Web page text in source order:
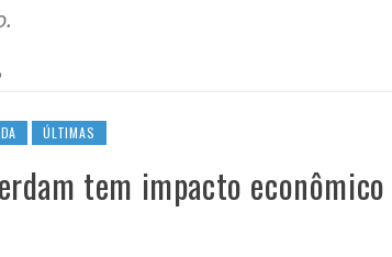
ÚLTIMAS
tem impacto